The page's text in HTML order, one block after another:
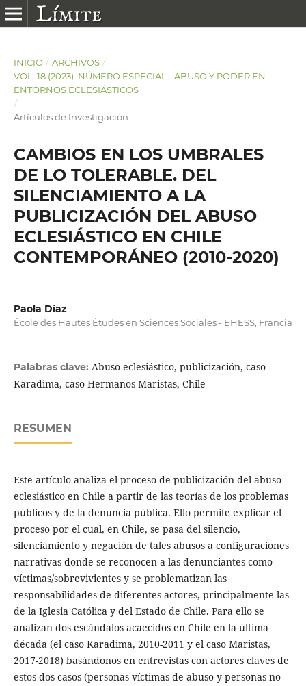
INICIO / ARCHIVOS /
VOL. 18 (2023): NÚMERO ESPECIAL - ABUSO Y PODER EN
ENTORNOS ECLESIÁSTICOS
/
Artículos de Investigación
CAMBIOS EN LOS UMBRALES
DE LO TOLERABLE. DEL
SILENCIAMIENTO A LA
PUBLICIZACIÓN DEL ABUSO
ECLESIÁSTICO EN CHILE
CONTEMPORÁNEO (2010-2020)
Paola Díaz
École des Hautes Études en Sciences Sociales - EHESS, Francia
Palabras clave: Abuso eclesiástico, publicización, caso
Karadima, caso Hermanos Maristas, Chile
RESUMEN
Este artículo analiza el proceso de publicización del abuso
eclesiástico en Chile a partir de las teorías de los problemas
públicos y de la denuncia pública. Ello permite explicar el
proceso por el cual, en Chile, se pasa del silencio,
silenciamiento y negación de tales abusos a configuraciones
narrativas donde se reconocen a las denunciantes como
víctimas/sobrevivientes y se problematizan las
responsabilidades de diferentes actores, principalmente las
de la Iglesia Católica y del Estado de Chile. Para ello se
analizan dos escándalos acaecidos en Chile en la última
década (el caso Karadima, 2010-2011 y el caso Maristas,
2017-2018) basándonos en entrevistas con actores claves de
estos dos casos (personas víctimas de abuso y personas no-